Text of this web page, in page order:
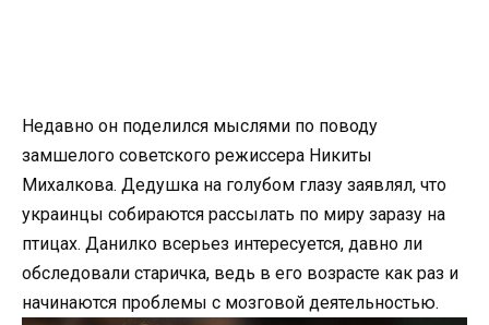
Недавно он поделился мыслями по поводу
замшелого советского режиссера Никиты
Михалкова. Дедушка на голубом глазу заявлял, что
украинцы собираются рассылать по миру заразу на
птицах. Данилко всерьез интересуется, давно ли
обследовали старичка, ведь в его возрасте как раз и
начинаются проблемы с мозговой деятельностью.